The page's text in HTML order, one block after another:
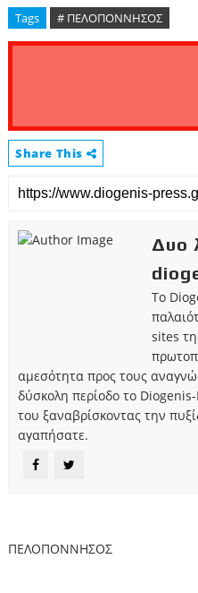
Tags # ΠΕΛΟΠΟΝΝΗΣΟΣ
Share This
Δυο
Το
sites
αμεσότητα προς τους
δύσκολη περίοδο το Diogenis-
του ξαναβρίσκοντας την
αγαπήσατε.
ΠΕΛΟΠΟΝΝΗΣΟΣ